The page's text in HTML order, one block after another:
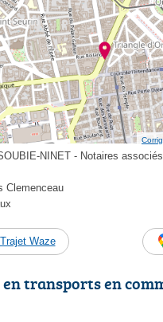
NINET - Notaires
Clemenceau
Trajet Waze
transports en